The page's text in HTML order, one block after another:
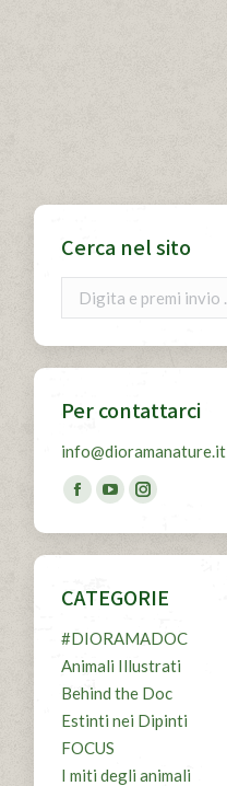
Cerca nel sito
Per contattarci
info@dioramanature.it
Find us on:
Facebook
page
opens
in
window
YouTube
page
opens
in
window
Instagram
page
opens
in
window
CATEGORIE
#DIORAMADOC
Animali Illustrati
Behind the Doc
Estinti nei Dipinti
FOCUS
I miti degli animali